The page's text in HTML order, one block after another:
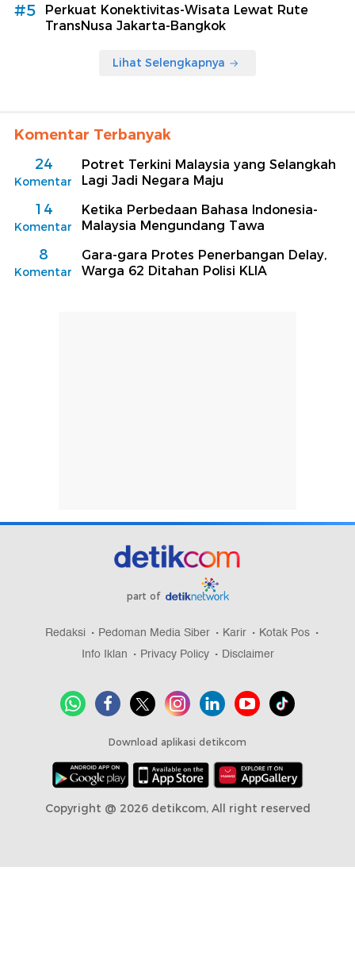
#5
Perkuat Konektivitas-Wisata Lewat Rute
TransNusa Jakarta-Bangkok
Lihat Selengkapnya
Komentar Terbanyak
24
Komentar
Potret Terkini Malaysia yang Selangkah
Lagi Jadi Negara Maju
14
Komentar
Ketika Perbedaan Bahasa Indonesia-
Malaysia Mengundang Tawa
8
Komentar
Gara-gara Protes Penerbangan Delay,
Warga 62 Ditahan Polisi KLIA
part of
Redaksi Pedoman Media Siber Karir
Kotak Pos
Info Iklan
Privacy Policy Disclaimer
Download aplikasi detikcom
Copyright @ 2026 detikcom, All right reserved